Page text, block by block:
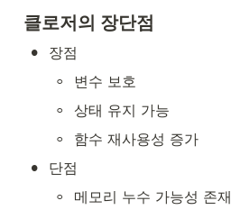
클로저의 장단점
• 장점
◦ 변수 보호
◦ 상태 유지 가능
◦ 함수 재사용성 증가
• 단점
◦ 메모리 누수 가능성 존재